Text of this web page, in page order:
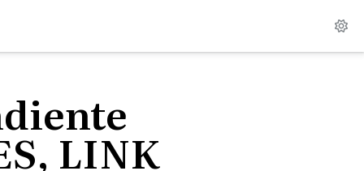
LINK